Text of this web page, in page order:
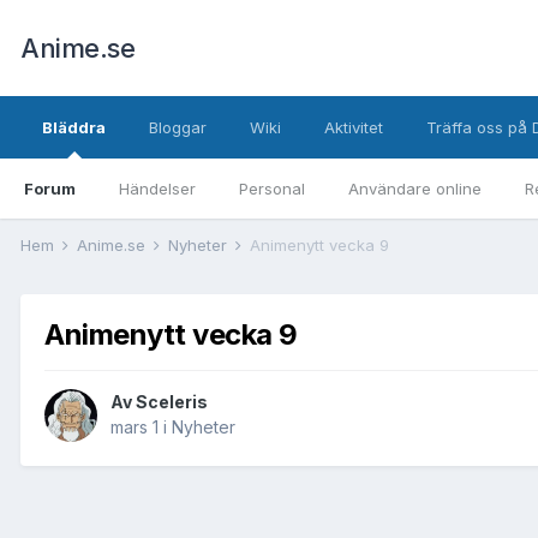
Anime.se
Bläddra
Forum Händelser Personal Användare online
Bloggar Wiki Aktivitet Träffa oss på
Hem Anime.se Nyheter Animenytt vecka 9
Animenytt vecka 9
AvSceleris
mars 1 i Nyheter